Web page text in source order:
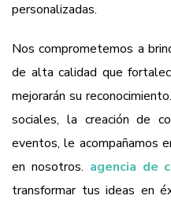
personalizadas.
Nos comprometemos a
de alta calidad que
mejorarán su
sociales, la creación de
eventos, le acompañamos
en nosotros. agencia de
transformar tus ideas en